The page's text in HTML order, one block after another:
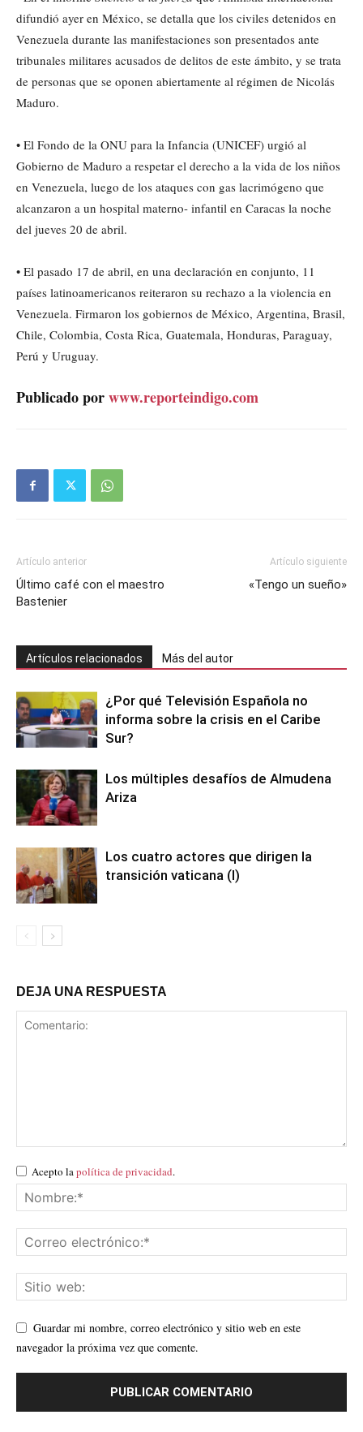
difundió ayer en México, se detalla que los civiles detenidos en
Venezuela durante las manifestaciones son presentados ante
tribunales militares acusados de delitos de este ámbito, y se trata
de personas que se oponen abiertamente al régimen de Nicolás
Maduro.
• El Fondo de la ONU para la Infancia (UNICEF) urgió al
Gobierno de Maduro a respetar el derecho a la vida de los niños
en Venezuela, luego de los ataques con gas lacrimógeno que
alcanzaron a un hospital materno- infantil en Caracas la noche
del jueves 20 de abril.
• El pasado 17 de abril, en una declaración en conjunto, 11
países latinoamericanos reiteraron su rechazo a la violencia en
Venezuela. Firmaron los gobiernos de México, Argentina, Brasil,
Chile, Colombia, Costa Rica, Guatemala, Honduras, Paraguay,
Perú y Uruguay.
Publicado porwww.reporteindigo.com
Artículo anterior
Último café con el maestro
Bastenier
Artículo siguiente
«Tengo un sueño»
Artículos relacionados Más del autor
¿Por qué Televisión Española no
informa sobre la crisis en el Caribe
Sur?
Los múltiples desafíos de Almudena
Ariza
Los cuatro actores que dirigen la
transición vaticana (I)
DEJA UNA RESPUESTA
Acepto lapolítica de privacidad.
Guardar mi nombre, correo electrónico y sitio web en este
navegador la próxima vez que comente.